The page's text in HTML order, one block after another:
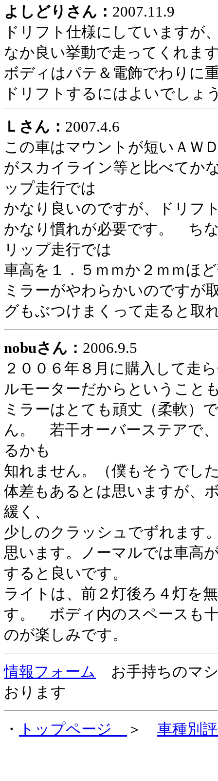
よしどりさん： 2007.11.9
ドリフト仕様にしていますが
なか良い挙動で走ってくれま
ボディはパテ＆電飾でわりに
ドリフトするにはよいでしょ
Ｌさん： 2007.4.6
この車はマウントが短いＡＷ
がスカイライン等と比べて
ップ走行では
かなり良いのですが、ドリフ
かなり慣れが必要です。 ち
リップ走行では
車高を１．５ｍｍか２ｍｍほ
ミラーがやわらかいのですが
グもぶつけまくって走ると取
nobuさん： 2006.9.5
２００６年８月に購入して走
ルモーターだからということ
ミラーはとても頑丈（柔軟）
ん。 若干オーバーステアで
るかも
知れません。（僕もそうでし
体差もあるとは思いますが、
緩く、
少しのクラッシュでずれま
思います。ノーマルでは車高
すると良いです。
ライトは、前２灯後ろ４灯を
す。 ボディ内のスペースも
のが楽しみです。
情報フォーム お手持ちのマ
おります
・ トップページ ＞ 車種別